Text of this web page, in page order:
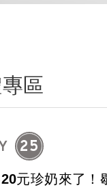
區
25
元珍奶來了！